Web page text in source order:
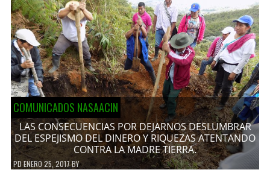
COMUNICADOS NASAACIN
LAS CONSECUENCIAS POR DEJARNOS DESLUMBRAR
DEL ESPEJISMO DEL DINERO Y RIQUEZAS ATENTANDO
CONTRA LA MADRE TIERRA.
PDENERO 25, 2017BY